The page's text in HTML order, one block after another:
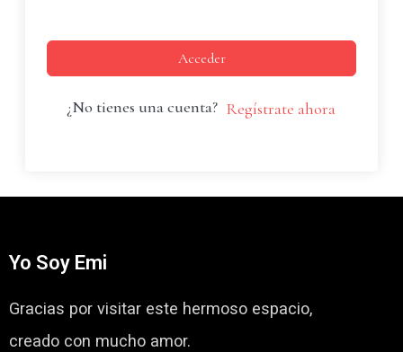
Acceder
¿No tienes una cuenta? Regístrate ahora
Yo Soy Emi
Gracias por visitar este hermoso espacio,
creado con mucho amor.